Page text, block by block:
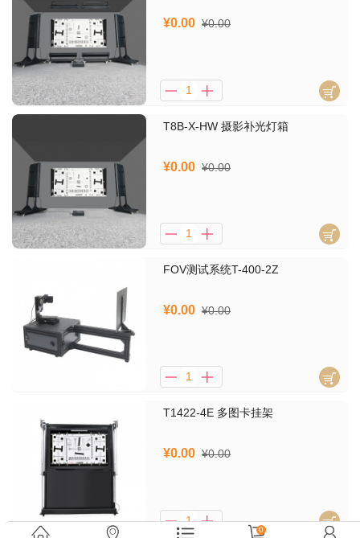
¥0.00 ¥0.00
T8B-X-HW 摄影补光灯箱
¥0.00 ¥0.00
FOV测试系统T-400-2Z
¥0.00 ¥0.00
T1422-4E 多图卡挂架
¥0.00 ¥0.00
0